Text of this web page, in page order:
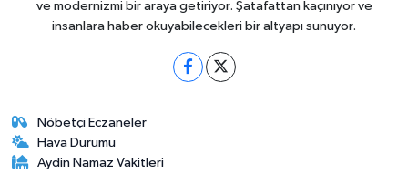
ve modernizmi bir araya getiriyor. Şatafattan kaçınıyor ve
insanlara haber okuyabilecekleri bir altyapı sunuyor.
Nöbetçi Eczaneler
Hava Durumu
Aydin Namaz Vakitleri